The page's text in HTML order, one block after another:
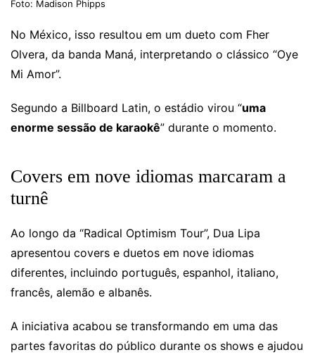
Foto: Madison Phipps
No México, isso resultou em um dueto com Fher
Olvera, da banda Maná, interpretando o clássico “Oye
Mi Amor”.
Segundo a Billboard Latin, o estádio virou “uma
enorme sessão de karaokê” durante o momento.
Covers em nove idiomas marcaram a
turnê
Ao longo da “Radical Optimism Tour”, Dua Lipa
apresentou covers e duetos em nove idiomas
diferentes, incluindo português, espanhol, italiano,
francês, alemão e albanês.
A iniciativa acabou se transformando em uma das
partes favoritas do público durante os shows e ajudou